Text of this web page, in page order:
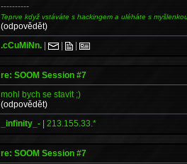
----------
Teprve když vstáváte s hackingem a uléháte s
(odpovědět)
.cCuMiNn. | | |
re: SOOM Session #7
mohl bych se stavit ;)
(odpovědět)
_infinity_- |213.155.33.*
re: SOOM Session #7